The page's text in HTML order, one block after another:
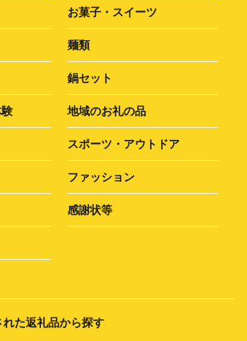
お菓子・スイーツ
麺類
鍋セット
地域のお礼の品
スポーツ・アウトドア
ファッション
感謝状等
た返礼品から探す